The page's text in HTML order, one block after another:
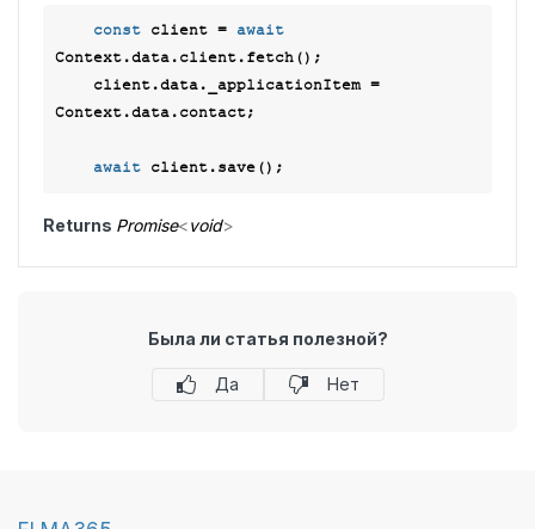
const client = await
Context.data.client.fetch();
Context.data.contact;
await
Returns Promise<void>
Была ли статья полезной?
Да Нет